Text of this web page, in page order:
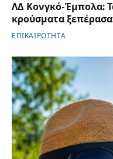
ΛΔ Κονγκό-Έμπολα:
κρούσματα
ΕΠΙΚΑΙΡΟΤΗΤΑ